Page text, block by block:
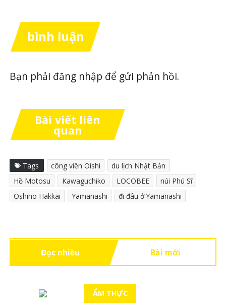
bình luận
Bạn phải đăng nhập để gửi phản hồi.
Bài viết liên
quan
Tags công viên Oishi
du lịch Nhật Bản
Hồ Motosu
Kawaguchiko LOCOBEE
núi Phú Sĩ
Oshino Hakkai
Yamanashi đi đâu ở Yamanashi
Đọc nhiều Bài mới
ẨM THỰC